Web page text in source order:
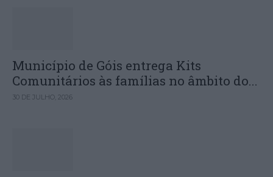
Município de Góis entrega Kits
Comunitários às famílias no âmbito do...
30 DE JULHO, 2026